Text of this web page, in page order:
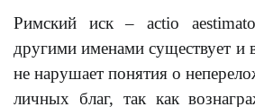
Римский иск – actio
другими именами существует и
не нарушает понятия о
личных благ, так как